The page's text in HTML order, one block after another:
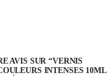
AVIS SUR “VERNIS
INTENSES 10ML